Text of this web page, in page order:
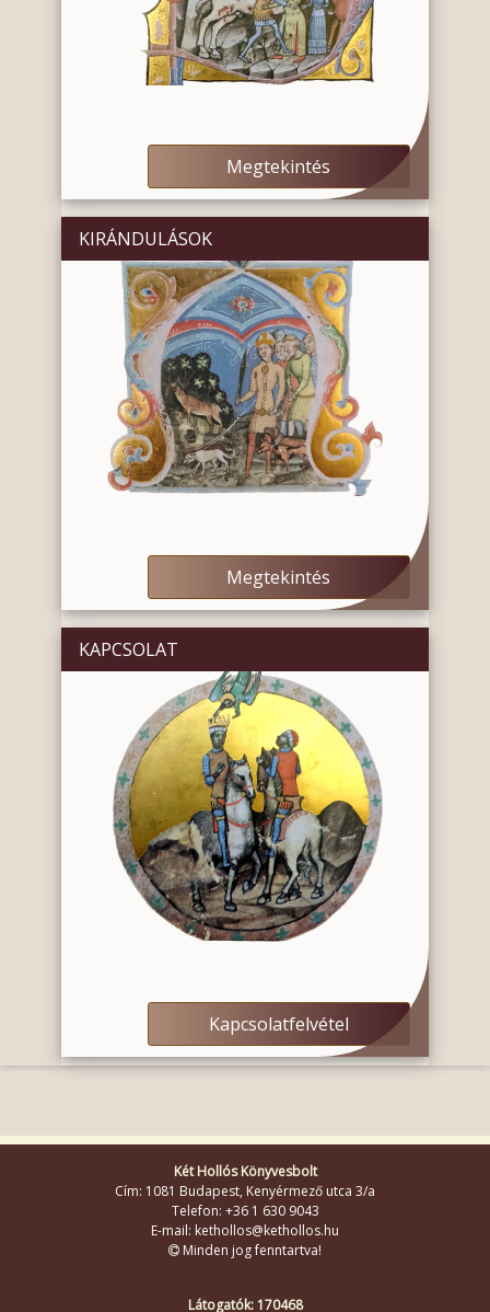
Megtekintés
KIRÁNDULÁSOK
Megtekintés
KAPCSOLAT
Kapcsolatfelvétel
Két Hollós Könyvesbolt
Cím: 1081 Budapest, Kenyérmező utca 3/a
Telefon: +36 1 630 9043
E-mail: kethollos@kethollos.hu
Minden jog fenntartva!
Látogatók: 170468